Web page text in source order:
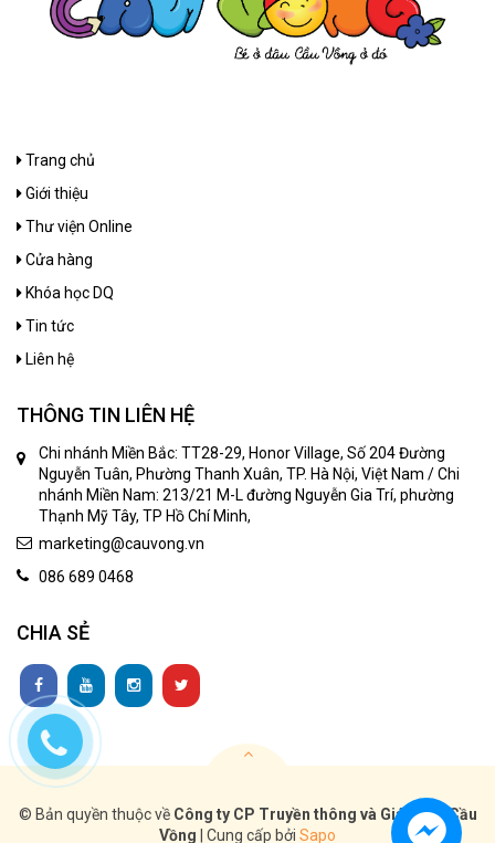
Trang chủ
Giới thiệu
Thư viện Online
Cửa hàng
Khóa học DQ
Tin tức
Liên hệ
THÔNG TIN LIÊN HỆ
Chi nhánh Miền Bắc: TT28-29, Honor Village, Số 204 Đường
Nguyễn Tuân, Phường Thanh Xuân, TP. Hà Nội, Việt Nam / Chi
nhánh Miền Nam: 213/21 M-L đường Nguyễn Gia Trí, phường
Thạnh Mỹ Tây, TP Hồ Chí Minh,
marketing@cauvong.vn
086 689 0468
CHIA SẺ
© Bản quyền thuộc về Công ty CP Truyền thông và Giáo dục Cầu
Vồng
Cung cấp bởi Sapo